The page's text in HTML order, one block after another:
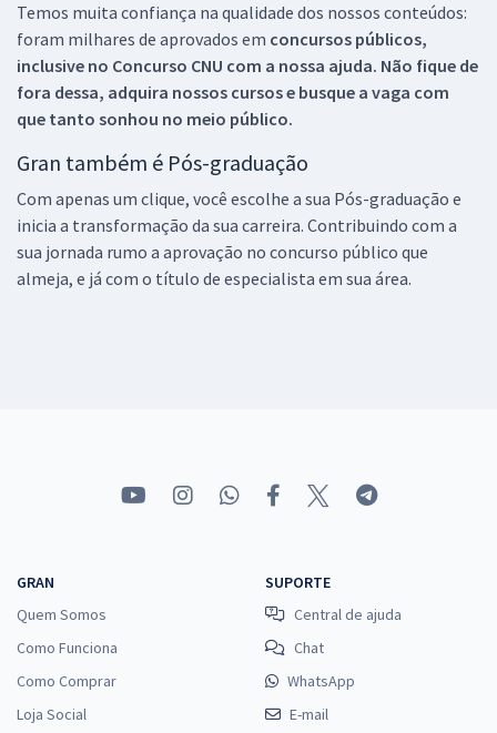
Temos muita confiança na qualidade dos nossos conteúdos:
foram milhares de aprovados em concursos públicos,
inclusive no Concurso CNU com a nossa ajuda. Não fique de
fora dessa, adquira nossos cursos e busque a vaga com
que tanto sonhou no meio público.
Gran também é Pós-graduação
Com apenas um clique, você escolhe a sua Pós-graduação e
inicia a transformação da sua carreira. Contribuindo com a
sua jornada rumo a aprovação no concurso público que
almeja, e já com o título de especialista em sua área.
GRAN
Quem Somos
Como Funciona
Como Comprar
Loja Social
SUPORTE
Central de ajuda
Chat
WhatsApp
E-mail